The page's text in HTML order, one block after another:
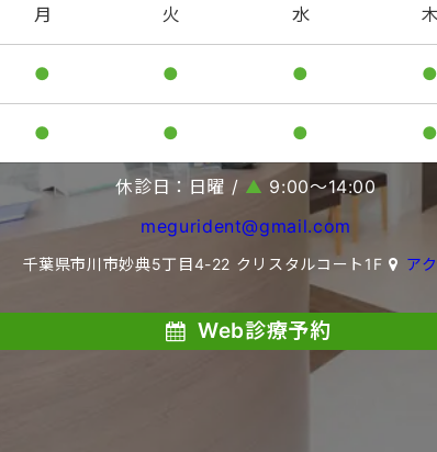
月 火 水 木
● ● ● ●
● ● ● ●
休診日：日曜 / ▲ 9:00〜14:00
megurident@gmail.com
千葉県市川市妙典5丁目4-22 クリスタルコート1F ア
Web診療予約